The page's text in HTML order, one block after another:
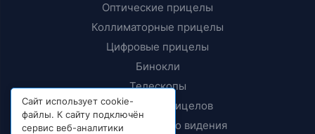
Оптические прицелы
Коллиматорные прицелы
Цифровые прицелы
Бинокли
Телескопы
Крепления прицелов
Приборы ночного видения
Сайт использует cookie-
файлы. К сайту подключён
сервис веб-аналитики